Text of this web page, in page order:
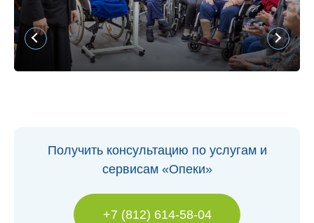
Получить консультацию по услугам и
сервисам «Опеки»
+7 (812) 614-58-04